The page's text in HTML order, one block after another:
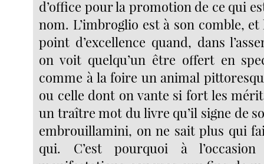
d’office pour la promotion de ce qui
nom. L’imbroglio est à son comble, et
point d’excellence quand, dans
on voit quelqu’un être offert en
comme à la foire un animal
ou celle dont on vante si fort les
un traître mot du livre qu’il signe de
embrouillamini, on ne sait plus qui
qui. C’est pourquoi à